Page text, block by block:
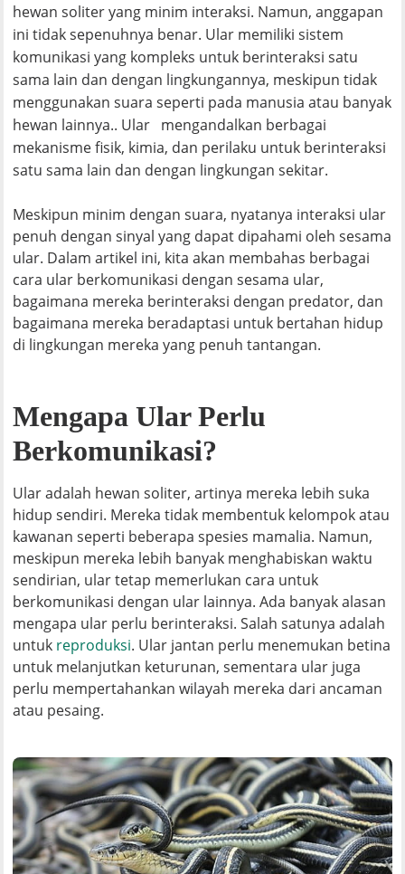
hewan soliter yang minim interaksi. Namun, anggapan
ini tidak sepenuhnya benar. Ular memiliki sistem
komunikasi yang kompleks untuk berinteraksi satu
sama lain dan dengan lingkungannya, meskipun tidak
menggunakan suara seperti pada manusia atau banyak
hewan lainnya.. Ular mengandalkan berbagai
mekanisme fisik, kimia, dan perilaku untuk berinteraksi
satu sama lain dan dengan lingkungan sekitar.
Meskipun minim dengan suara, nyatanya interaksi ular
penuh dengan sinyal yang dapat dipahami oleh sesama
ular. Dalam artikel ini, kita akan membahas berbagai
cara ular berkomunikasi dengan sesama ular,
bagaimana mereka berinteraksi dengan predator, dan
bagaimana mereka beradaptasi untuk bertahan hidup
di lingkungan mereka yang penuh tantangan.
Mengapa Ular Perlu
Berkomunikasi?
Ular adalah hewan soliter, artinya mereka lebih suka
hidup sendiri. Mereka tidak membentuk kelompok atau
kawanan seperti beberapa spesies mamalia. Namun,
meskipun mereka lebih banyak menghabiskan waktu
sendirian, ular tetap memerlukan cara untuk
berkomunikasi dengan ular lainnya. Ada banyak alasan
mengapa ular perlu berinteraksi. Salah satunya adalah
untuk reproduksi. Ular jantan perlu menemukan betina
untuk melanjutkan keturunan, sementara ular juga
perlu mempertahankan wilayah mereka dari ancaman
atau pesaing.